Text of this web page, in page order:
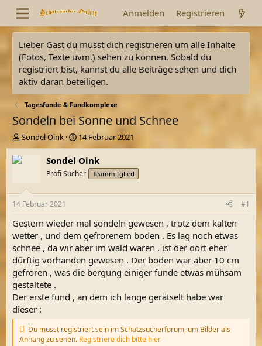
Anmelden Registrieren
Lieber Gast du musst dich registrieren um alle Inhalte
(Fotos, Texte uvm.) sehen zu können. Sobald du
registriert bist, kannst du alle Beiträge sehen und dich
aktiv daran beteiligen.
Tagesfunde & Fundkomplexe
Sondeln bei Sonne und Schnee
E
r
s
l
e
r
Sondel Oink
E
r
s
e
t
a
14 Februar 2021
Sondel Oink
Profi Sucher Teammitglied
14 Februar 2021 #1
Gestern wieder mal sondeln gewesen , trotz dem kalten
wetter , und dem gefrorenem boden . Es lag noch etwas
schnee , da wir aber im wald waren , ist der dort eher
dürftig vorhanden gewesen . Der boden war aber 10 cm
gefroren , was die bergung einiger funde etwas mühsam
gestaltete .
Der erste fund , an dem ich lange gerätselt habe war
dieser :
Du musst registriert sein im Schatzsucherforum, um Bilder als
Anhang zu sehen. Registriere dich bitte hier